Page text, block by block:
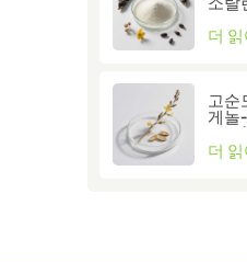
급
더
고순
게놀
이
더